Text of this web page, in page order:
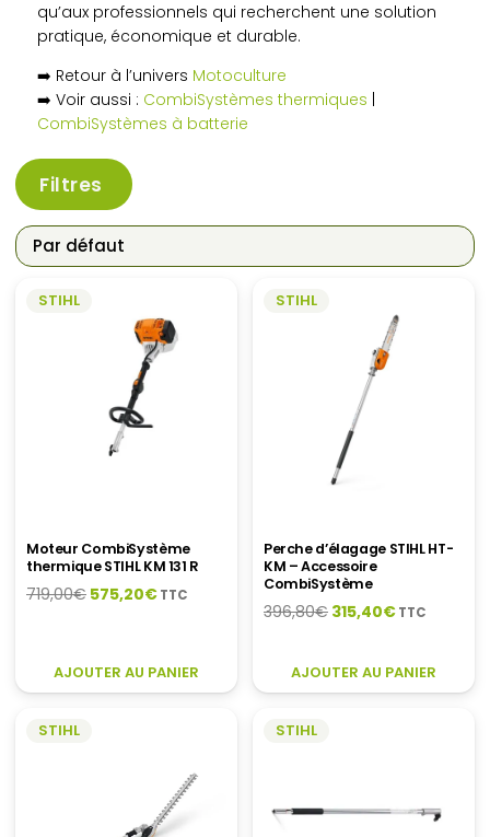
qu’aux professionnels qui recherchent une solution
pratique, économique et durable.
➡️ Retour à l’univers Motoculture
➡️ Voir aussi : CombiSystèmes thermiques
CombiSystèmes à batterie
Filtres
STIHL
Moteur CombiSystème
thermique STIHL KM 131 R
719,00€ Le
était :
719,00€.
575,20€Le
est :
575,20€.
TTC
AJOUTER AU PANIER
STIHL
Perche d’élagage STIHL HT-
KM – Accessoire
CombiSystème
396,80€ Le
était :
315,40€Le
est :
TTC
AJOUTER AU PANIER
STIHL STIHL